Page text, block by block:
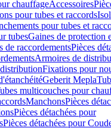
chauffageAccessoires
pour tubes et raccords
pour tubes et
tubesGaines de protection
de raccordementsPièces
Armoires de
Fixations pour
Geberit Mepla
multicouches pour
ManchonsPièces
Pièces détachées pour
Pièces détachées pour